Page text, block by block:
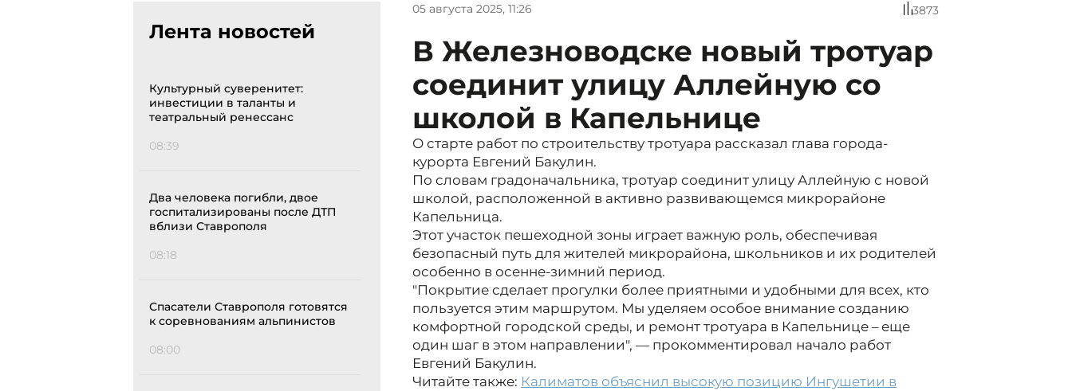
Лента новостей
Культурный суверенитет:
инвестиции в таланты и
театральный ренессанс
08:39
Два человека погибли, двое
госпитализированы после ДТП
вблизи Ставрополя
08:18
Спасатели Ставрополя готовятся
к соревнованиям альпинистов
08:00
05 августа 2025, 11:26 3873
В Железноводске новый тротуар
соединит улицу Аллейную со
школой в Капельнице
О старте работ по строительству тротуара рассказал глава города-
курорта Евгений Бакулин.
По словам градоначальника, тротуар соединит улицу Аллейную с новой
школой, расположенной в активно развивающемся микрорайоне
Капельница.
Этот участок пешеходной зоны играет важную роль, обеспечивая
безопасный путь для жителей микрорайона, школьников и их родителей
особенно в осенне-зимний период.
"Покрытие сделает прогулки более приятными и удобными для всех, кто
пользуется этим маршрутом. Мы уделяем особое внимание созданию
комфортной городской среды, и ремонт тротуара в Капельнице – еще
один шаг в этом направлении", — прокомментировал начало работ
Евгений Бакулин.
Читайте также: Калиматов объяснил высокую позицию Ингушетии в